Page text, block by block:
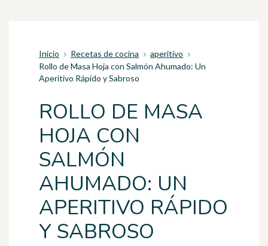
Inicio Recetas de cocina
aperitivo
Rollo de Masa Hoja con Salmón Ahumado: Un
Aperitivo Rápido y Sabroso
ROLLO DE MASA
HOJA CON
SALMÓN
AHUMADO: UN
APERITIVO RÁPIDO
Y SABROSO